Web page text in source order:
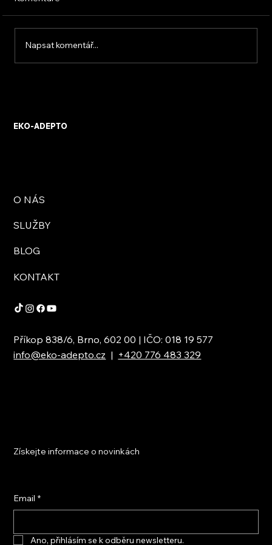
Napsat komentář...
EKO-ADEPTO
O NÁS
SLUŽBY
BLOG
KONTAKT
Příkop 838/6, Brno, 602 00 | IČO: 018 19 577
info@eko-adepto.cz | +420 776 483 329
Získejte informace o novinkách
Email *
Ano, přihlásím se k odběru newsletteru.